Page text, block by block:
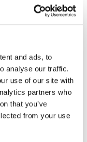
and ads, to
analyse our traffic.
use of our site with
partners who
that you’ve
from your use